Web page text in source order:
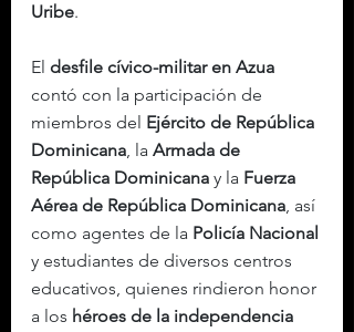
Uribe.
El desfile cívico-militar en Azua
contó con la participación de
miembros del Ejército de República
Dominicana, la Armada de
República Dominicana y la Fuerza
Aérea de República Dominicana, así
como agentes de la Policía Nacional
y estudiantes de diversos centros
educativos, quienes rindieron honor
a los héroes de la independencia